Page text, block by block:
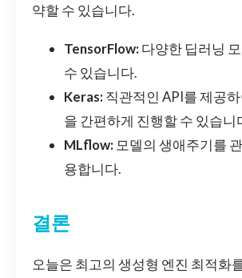
약할 수 있습니다.
TensorFlow: 다양한 딥러닝
수 있습니다.
Keras: 직관적인 API를 제공
을 간편하게 진행할 수 있습니
MLflow: 모델의 생애주기를
용합니다.
결론
오늘은 최고의 생성형 엔진 최적화